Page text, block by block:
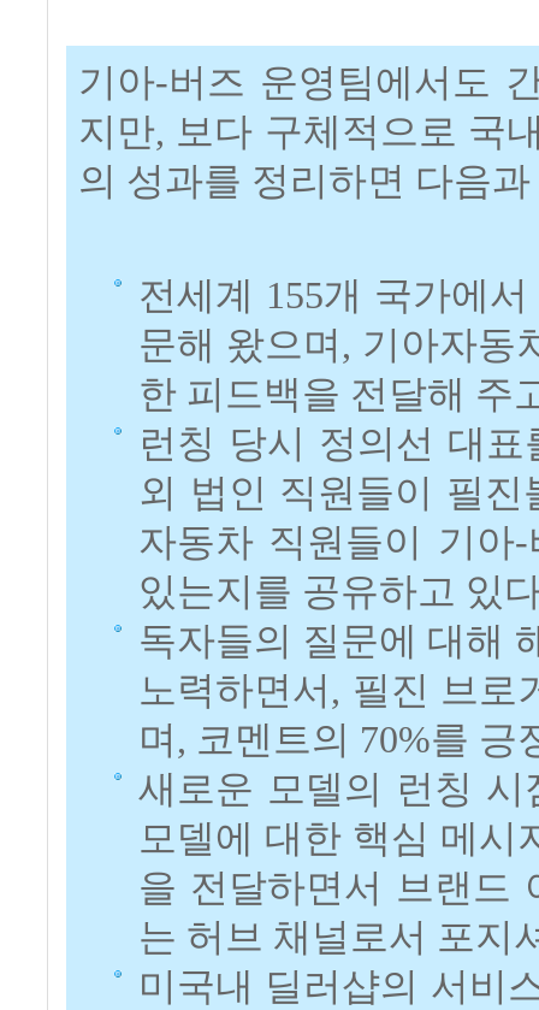
기아-버즈 운영팀에서도
지만, 보다 구체적으로 국
의 성과를 정리하면 다음
전세계 155개 국가에
문해 왔으며, 기아자동
한 피드백을 전달해 주
런칭 당시 정의선 대
외 법인 직원들이 필
자동차 직원들이 기아
있는지를 공유하고 있
독자들의 질문에 대해
노력하면서, 필진 브로
며, 코멘트의 70%를
새로운 모델의 런칭
모델에 대한 핵심 메시
을 전달하면서 브랜드
는 허브 채널로서 포지
미국내 딜러샵의 서비